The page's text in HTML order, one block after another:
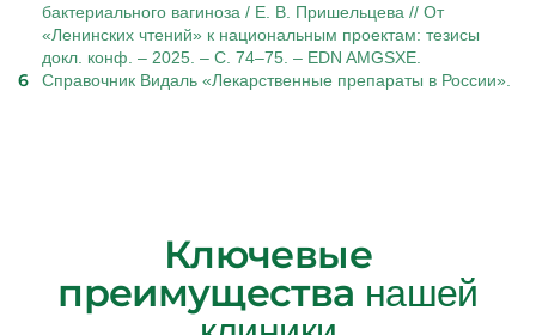
бактериального вагиноза / Е. В. Пришельцева // От
«Ленинских чтений» к национальным проектам: тезисы
докл. конф. – 2025. – С. 74–75. – EDN AMGSXE.
Справочник Видаль «Лекарственные препараты в России».
Ключевые
преимущества нашей